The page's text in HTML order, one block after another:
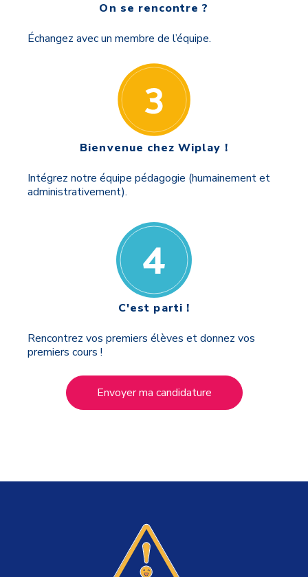
On se rencontre ?
Échangez avec un membre de l’équipe.
Bienvenue chez Wiplay !
Intégrez notre équipe pédagogie (humainement et
administrativement).
C'est parti !
Rencontrez vos premiers élèves et donnez vos
premiers cours !
Envoyer ma candidature